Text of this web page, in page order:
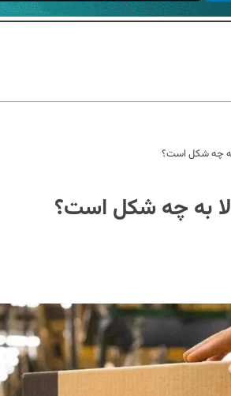
به چه شکل است؟
به چه شکل است؟